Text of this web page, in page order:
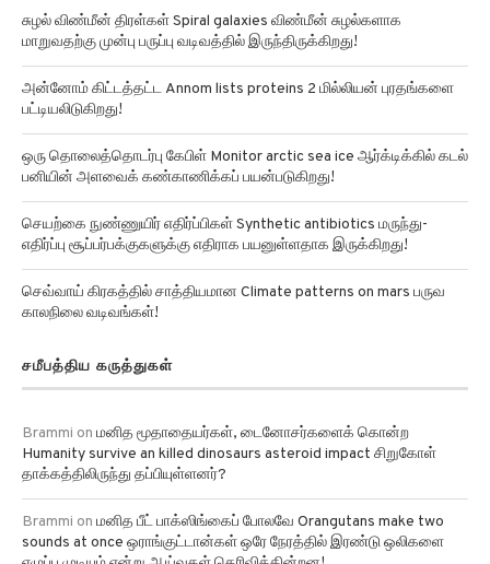
மாறுவதற்கு முன்பு பருப்பு வடிவத்தில் இருந்திருக்கிறது!
அன்னோம் கிட்டத்தட்ட Annom lists proteins 2 மில்லியன் புரதங்களை
பட்டியலிடுகிறது!
ஒரு தொலைத்தொடர்பு கேபிள் Monitor arctic sea ice ஆர்க்டிக்கில் கடல்
பனியின் அளவைக் கண்காணிக்கப் பயன்படுகிறது!
செயற்கை நுண்ணுயிர் எதிர்ப்பிகள் Synthetic antibiotics மருந்து-
எதிர்ப்பு சூப்பர்பக்குகளுக்கு எதிராக பயனுள்ளதாக இருக்கிறது!
செவ்வாய் கிரகத்தில் சாத்தியமான Climate patterns on mars பருவ
காலநிலை வடிவங்கள்!
Humanity survive an killed dinosaurs asteroid impact சிறுகோள்
தாக்கத்திலிருந்து தப்பியுள்ளனர்?
Brammionமனித பீட் பாக்ஸிங்கைப் போலவே Orangutans make two
sounds at once ஒராங்குட்டான்கள் ஒரே நேரத்தில் இரண்டு ஒலிகளை
எழுப்ப முடியும் என்று ஆய்வுகள் தெரிவிக்கின்றன!